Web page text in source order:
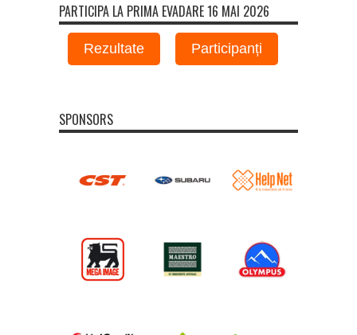
PARTICIPA LA PRIMA EVADARE 16 MAI 2026
Rezultate Participanți
SPONSORS